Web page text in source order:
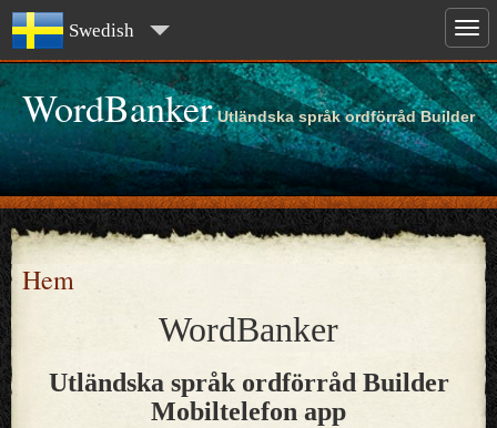
Swedish
WordBanker Utländska språk ordförråd Builder
Hem
WordBanker
Utländska språk ordförråd Builder
Mobiltelefon app